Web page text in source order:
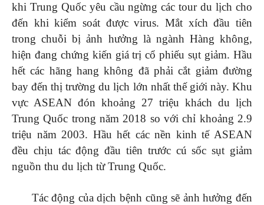
khi Trung Quốc yêu cầu ngừng các tour du lịch cho
đến khi kiểm soát được virus. Mắt xích đầu tiên
trong chuỗi bị ảnh hưởng là ngành Hàng không,
hiện đang chứng kiến giá trị cổ phiếu sụt giảm. Hầu
hết các hãng hang không đã phải cắt giảm đường
bay đến thị trường du lịch lớn nhất thế giới này. Khu
vực ASEAN đón khoảng 27 triệu khách du lịch
Trung Quốc trong năm 2018 so với chỉ khoảng 2.9
triệu năm 2003. Hầu hết các nền kinh tế ASEAN
đều chịu tác động đầu tiên trước cú sốc sụt giảm
nguồn thu du lịch từ Trung Quốc.
Tác động của dịch bệnh cũng sẽ ảnh hưởng đến